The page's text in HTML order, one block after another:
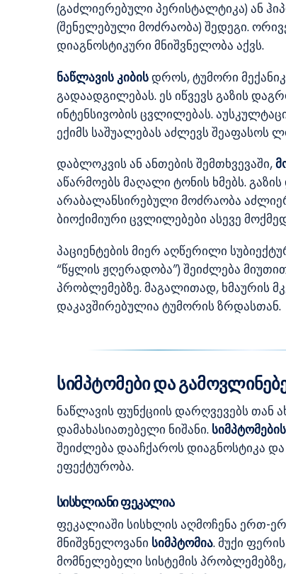
(გაძლიერებული პერისტალტიკა) ან
(შენელებული მოძრაობა) შედეგი.
დიაგნოსტიკური მნიშვნელობა აქვს.
ნაწლავის კიბისდროს, ტუმორი
გადაადგილებას. ეს იწვევს გაზის
ინტენსივობის ცვლილებას.
ექიმს საშუალებას აძლევს შეაფასოს
დაბლოკვის ან ანთების შემთხვევაში,
აწარმოებს მაღალი ტონის ხმებს.
არაბალანსირებული მოძრაობა
ბიოქიმიური ცვლილებები ასევე
პაციენტების მიერ აღწერილი
“წყლის ჟღერადობა”) შეიძლება
პრობლემებზე. მაგალითად, ხმაურის
დაკავშირებულია ტუმორის ზრდასთან.
სიმპტომები და
ნაწლავის ფუნქციის დარღვევებს თან
დამახასიათებელი ნიშანი. სიმპტომების
შეიძლება დააჩქაროს დიაგნოსტიკა
ეფექტურობა.
სისხლიანი ფეკალია
ფეკალიაში სისხლის აღმოჩენა ერთ-
მნიშვნელოვანი სიმპტომია. მუქი
მომნელებელი სისტემის